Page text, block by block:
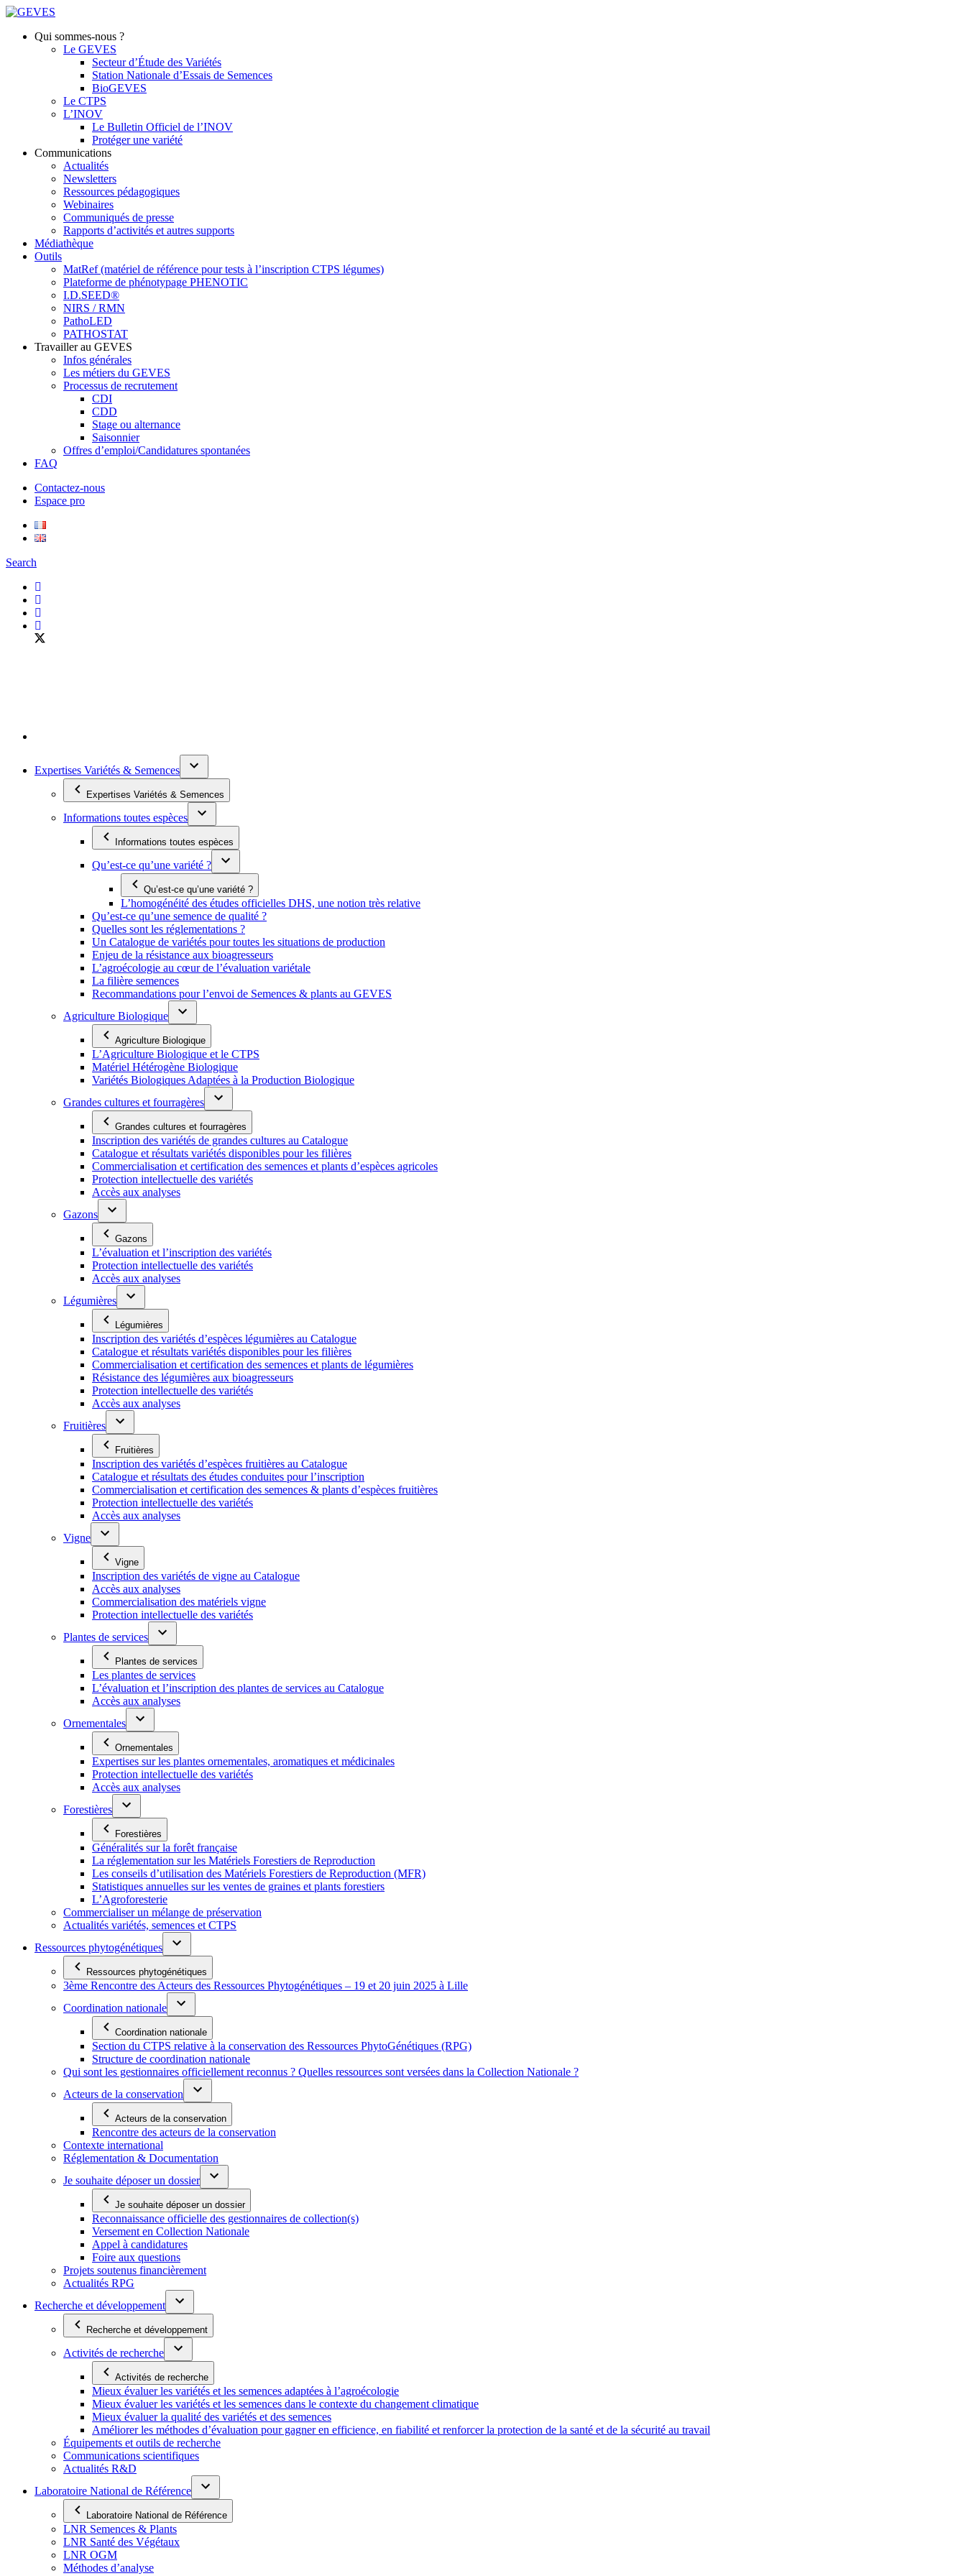
Qui sommes-nous ?
Le GEVES
Secteur d’Étude des Variétés
Station Nationale d’Essais de Semences
BioGEVES
Le CTPS
L’INOV
Le Bulletin Officiel de l’INOV
Protéger une variété
Communications
Actualités
Newsletters
Ressources pédagogiques
Webinaires
Communiqués de presse
Rapports d’activités et autres supports
Médiathèque
Outils
MatRef (matériel de référence pour tests à l’inscription CTPS légumes)
Plateforme de phénotypage PHENOTIC
I.D.SEED®
NIRS / RMN
PathoLED
PATHOSTAT
Travailler au GEVES
Infos générales
Les métiers du GEVES
Processus de recrutement
CDI
CDD
Stage ou alternance
Saisonnier
Offres d’emploi/Candidatures spontanées
FAQ
Contactez-nous
Espace pro
Search
Expertises Variétés & Semences
Expertises Variétés & Semences
Informations toutes espèces
Informations toutes espèces
Qu’est-ce qu’une variété ?
Qu’est-ce qu’une variété ?
L’homogénéité des études officielles DHS, une notion très relative
Qu’est-ce qu’une semence de qualité ?
Quelles sont les réglementations ?
Un Catalogue de variétés pour toutes les situations de production
Enjeu de la résistance aux bioagresseurs
L’agroécologie au cœur de l’évaluation variétale
La filière semences
Recommandations pour l’envoi de Semences & plants au GEVES
Agriculture Biologique
Agriculture Biologique
L’Agriculture Biologique et le CTPS
Matériel Hétérogène Biologique
Variétés Biologiques Adaptées à la Production Biologique
Grandes cultures et fourragères
Grandes cultures et fourragères
Inscription des variétés de grandes cultures au Catalogue
Catalogue et résultats variétés disponibles pour les filières
Commercialisation et certification des semences et plants d’espèces agricoles
Protection intellectuelle des variétés
Accès aux analyses
Gazons
Gazons
L’évaluation et l’inscription des variétés
Protection intellectuelle des variétés
Accès aux analyses
Légumières
Légumières
Inscription des variétés d’espèces légumières au Catalogue
Catalogue et résultats variétés disponibles pour les filières
Commercialisation et certification des semences et plants de légumières
Résistance des légumières aux bioagresseurs
Protection intellectuelle des variétés
Accès aux analyses
Fruitières
Fruitières
Inscription des variétés d’espèces fruitières au Catalogue
Catalogue et résultats des études conduites pour l’inscription
Commercialisation et certification des semences & plants d’espèces fruitières
Protection intellectuelle des variétés
Accès aux analyses
Vigne
Vigne
Inscription des variétés de vigne au Catalogue
Accès aux analyses
Commercialisation des matériels vigne
Protection intellectuelle des variétés
Plantes de services
Plantes de services
Les plantes de services
L’évaluation et l’inscription des plantes de services au Catalogue
Accès aux analyses
Ornementales
Ornementales
Expertises sur les plantes ornementales, aromatiques et médicinales
Protection intellectuelle des variétés
Accès aux analyses
Forestières
Forestières
Généralités sur la forêt française
La réglementation sur les Matériels Forestiers de Reproduction
Les conseils d’utilisation des Matériels Forestiers de Reproduction (MFR)
Statistiques annuelles sur les ventes de graines et plants forestiers
L’Agroforesterie
Commercialiser un mélange de préservation
Actualités variétés, semences et CTPS
Ressources phytogénétiques
Ressources phytogénétiques
3ème Rencontre des Acteurs des Ressources Phytogénétiques – 19 et 20 juin 2025 à Lille
Coordination nationale
Coordination nationale
Section du CTPS relative à la conservation des Ressources PhytoGénétiques (RPG)
Structure de coordination nationale
Qui sont les gestionnaires officiellement reconnus ? Quelles ressources sont versées dans la Collection Nationale ?
Acteurs de la conservation
Acteurs de la conservation
Rencontre des acteurs de la conservation
Contexte international
Réglementation & Documentation
Je souhaite déposer un dossier
Je souhaite déposer un dossier
Reconnaissance officielle des gestionnaires de collection(s)
Versement en Collection Nationale
Appel à candidatures
Foire aux questions
Projets soutenus financièrement
Actualités RPG
Recherche et développement
Recherche et développement
Activités de recherche
Activités de recherche
Mieux évaluer les variétés et les semences adaptées à l’agroécologie
Mieux évaluer les variétés et les semences dans le contexte du changement climatique
Mieux évaluer la qualité des variétés et des semences
Améliorer les méthodes d’évaluation pour gagner en efficience, en fiabilité et renforcer la protection de la santé et de la sécurité au travail
Équipements et outils de recherche
Communications scientifiques
Actualités R&D
Laboratoire National de Référence
Laboratoire National de Référence
LNR Semences & Plants
LNR Santé des Végétaux
LNR OGM
Méthodes d’analyse